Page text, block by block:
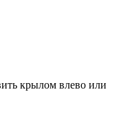
крылом влево или